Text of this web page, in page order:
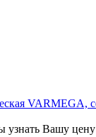
VARMEGA,
узнать Вашу цену